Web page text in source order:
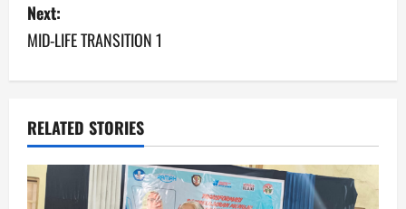
Next:
MID-LIFE TRANSITION 1
RELATED STORIES